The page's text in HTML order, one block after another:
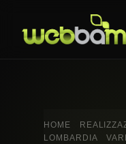
HOME
LOMBARDIA